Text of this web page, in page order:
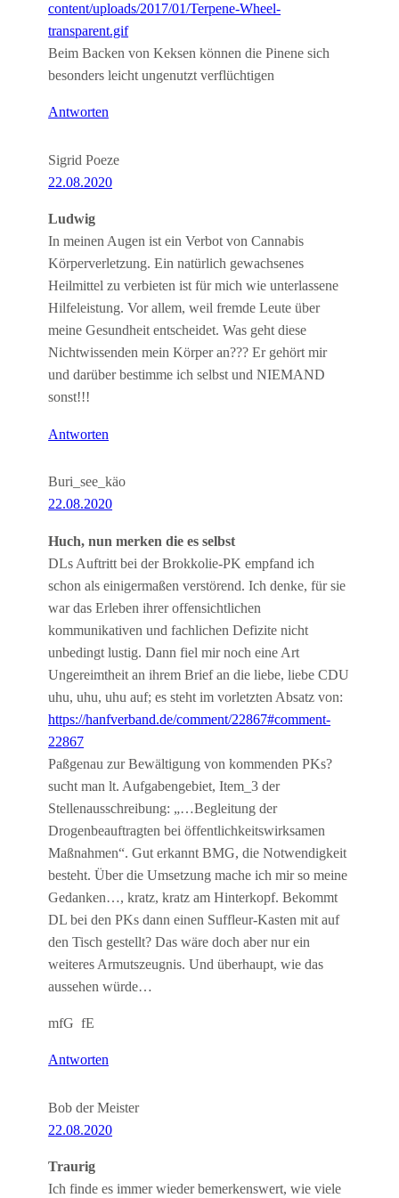
content/uploads/2017/01/Terpene-Wheel-
transparent.gif
Beim Backen von Keksen können die Pinene sich
besonders leicht ungenutzt verflüchtigen
Antworten
Sigrid Poeze
22.08.2020
Ludwig
In meinen Augen ist ein Verbot von Cannabis
Körperverletzung. Ein natürlich gewachsenes
Heilmittel zu verbieten ist für mich wie unterlassene
Hilfeleistung. Vor allem, weil fremde Leute über
meine Gesundheit entscheidet. Was geht diese
Nichtwissenden mein Körper an??? Er gehört mir
und darüber bestimme ich selbst und NIEMAND
sonst!!!
Antworten
Buri_see_käo
22.08.2020
Huch, nun merken die es selbst
DLs Auftritt bei der Brokkolie-PK empfand ich
schon als einigermaßen verstörend. Ich denke, für sie
war das Erleben ihrer offensichtlichen
kommunikativen und fachlichen Defizite nicht
unbedingt lustig. Dann fiel mir noch eine Art
Ungereimtheit an ihrem Brief an die liebe, liebe CDU
uhu, uhu, uhu auf; es steht im vorletzten Absatz von:
https://hanfverband.de/comment/22867#comment-
22867
Paßgenau zur Bewältigung von kommenden PKs?
sucht man lt. Aufgabengebiet, Item_3 der
Stellenausschreibung: „…Begleitung der
Drogenbeauftragten bei öffentlichkeitswirksamen
Maßnahmen“. Gut erkannt BMG, die Notwendigkeit
besteht. Über die Umsetzung mache ich mir so meine
Gedanken…, kratz, kratz am Hinterkopf. Bekommt
DL bei den PKs dann einen Suffleur-Kasten mit auf
den Tisch gestellt? Das wäre doch aber nur ein
weiteres Armutszeugnis. Und überhaupt, wie das
aussehen würde…
mfG fE
Antworten
Bob der Meister
22.08.2020
Traurig
Ich finde es immer wieder bemerkenswert, wie viele